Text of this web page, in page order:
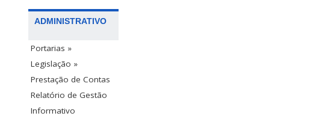
ADMINISTRATIVO
Portarias »
Legislação »
Prestação de Contas
Relatório de Gestão
Informativo